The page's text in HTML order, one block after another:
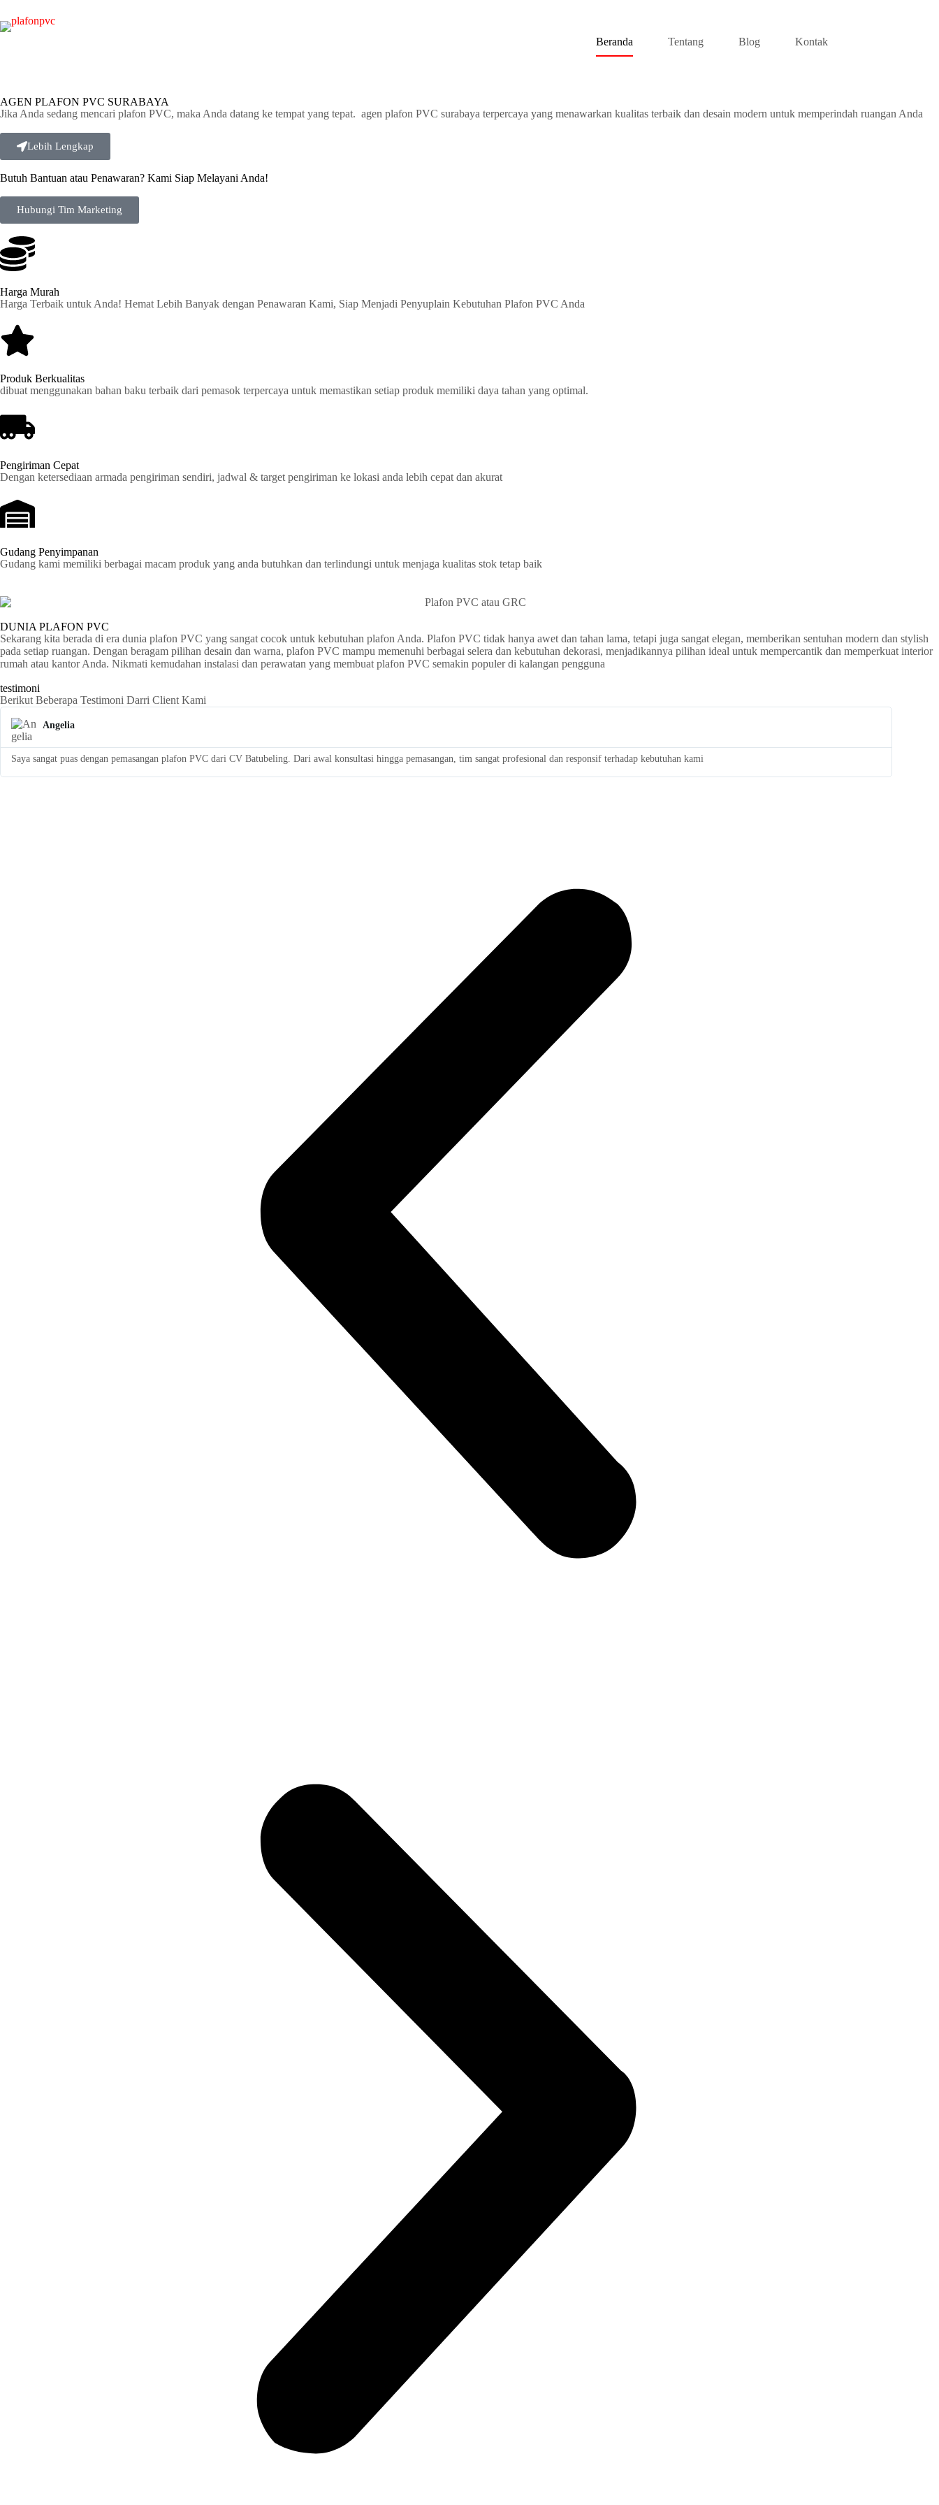
Beranda Tentang Blog Kontak
AGEN PLAFON PVC SURABAYA
Jika Anda sedang mencari plafon PVC, maka Anda datang ke tempat yang tepat. agen plafon PVC surabaya terpercaya yang menawarkan kualitas terbaik dan desain modern untuk memperindah ruangan Anda
Lebih Lengkap
Butuh Bantuan atau Penawaran? Kami Siap Melayani Anda!
Hubungi Tim Marketing
Harga Murah
Harga Terbaik untuk Anda! Hemat Lebih Banyak dengan Penawaran Kami, Siap Menjadi Penyuplain Kebutuhan Plafon PVC Anda
Produk Berkualitas
dibuat menggunakan bahan baku terbaik dari pemasok terpercaya untuk memastikan setiap produk memiliki daya tahan yang optimal.
Pengiriman Cepat
Dengan ketersediaan armada pengiriman sendiri, jadwal & target pengiriman ke lokasi anda lebih cepat dan akurat
Gudang Penyimpanan
Gudang kami memiliki berbagai macam produk yang anda butuhkan dan terlindungi untuk menjaga kualitas stok tetap baik
DUNIA PLAFON PVC
Sekarang kita berada di era dunia plafon PVC yang sangat cocok untuk kebutuhan plafon Anda. Plafon PVC tidak hanya awet dan tahan lama, tetapi juga sangat elegan, memberikan sentuhan modern dan stylish
pada setiap ruangan. Dengan beragam pilihan desain dan warna, plafon PVC mampu memenuhi berbagai selera dan kebutuhan dekorasi, menjadikannya pilihan ideal untuk mempercantik dan memperkuat interior
rumah atau kantor Anda. Nikmati kemudahan instalasi dan perawatan yang membuat plafon PVC semakin populer di kalangan pengguna
testimoni
Berikut Beberapa Testimoni Darri Client Kami
Angelia
Saya sangat puas dengan pemasangan plafon PVC dari CV Batubeling. Dari awal konsultasi hingga pemasangan, tim sangat profesional dan responsif terhadap kebutuhan kami